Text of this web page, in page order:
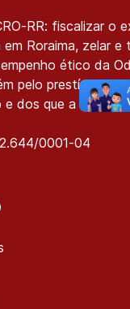
RR: fiscalizar o
Roraima, zelar e
ético da
pelo prestígio e
dos que a
0001-04